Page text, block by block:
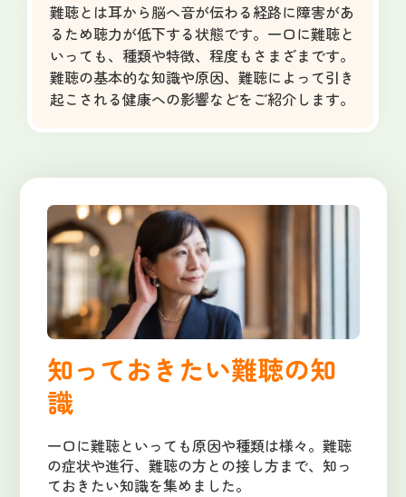
難聴とは耳から脳へ音が伝わる経路に障害があ
るため聴力が低下する状態です。一口に難聴と
いっても、種類や特徴、程度もさまざまです。
難聴の基本的な知識や原因、難聴によって引き
起こされる健康への影響などをご紹介します。
知っておきたい難聴の知
識
一口に難聴といっても原因や種類は様々。難聴
の症状や進行、難聴の方との接し方まで、知っ
ておきたい知識を集めました。